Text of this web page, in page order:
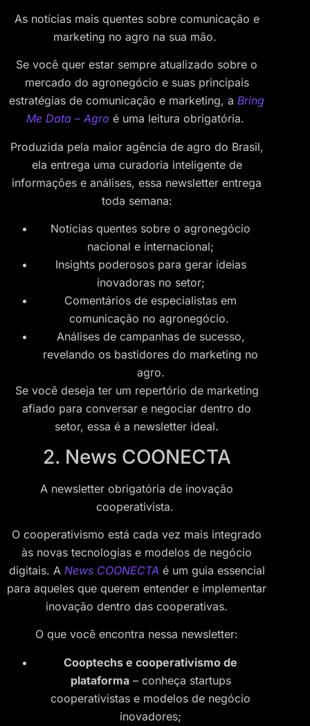
As notícias mais quentes sobre comunicação e
marketing no agro na sua mão.
Se você quer estar sempre atualizado sobre o
mercado do agronegócio e suas principais
estratégias de comunicação e marketing, a Bring
Me Data – Agro é uma leitura obrigatória.
Produzida pela maior agência de agro do Brasil,
ela entrega uma curadoria inteligente de
informações e análises, essa newsletter entrega
toda semana:
Notícias quentes sobre o agronegócio
nacional e internacional;
Insights poderosos para gerar ideias
inovadoras no setor;
Comentários de especialistas em
comunicação no agronegócio.
Análises de campanhas de sucesso,
revelando os bastidores do marketing no
agro.
Se você deseja ter um repertório de marketing
afiado para conversar e negociar dentro do
setor, essa é a newsletter ideal.
2. News COONECTA
A newsletter obrigatória de inovação
cooperativista.
O cooperativismo está cada vez mais integrado
às novas tecnologias e modelos de negócio
digitais. A News COONECTA é um guia essencial
para aqueles que querem entender e implementar
inovação dentro das cooperativas.
O que você encontra nessa newsletter:
Cooptechs e cooperativismo de
plataforma– conheça startups
cooperativistas e modelos de negócio
inovadores;